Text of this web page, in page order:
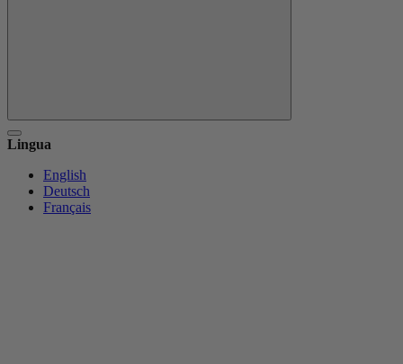
Lingua
English
Deutsch
Français